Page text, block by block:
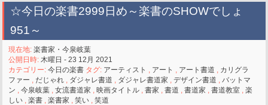
☆今日の楽書2999日め～楽書のSHOWでしょ
951～
現在地:楽書家・今泉岐葉
公開日時: 木曜日 - 23 12月 2021
カテゴリー:今日の楽書 タグ: アーティスト アート アート書道
カリグラ
ファー
だじゃれ ダジャレ書道 ダジャレ書道家 ,デザイン書道
バットマ
ン
,今泉岐葉 ,女流書道家 ,映画タイトル ,書家 ,書道 ,書道家 ,書道教室 ,楽
しい ,楽書 ,楽書家 ,笑い ,笑道